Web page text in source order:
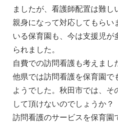
ましたが、看護師配置は難し
親⾝になって対応してもらい
いる保育園も、今は⽀援児が
られました。
⾃費での訪問看護も考えまし
他県では訪問看護を保育園で
ようでした。秋⽥市では、
して頂けないのでしょうか？
訪問看護のサービスを保育園